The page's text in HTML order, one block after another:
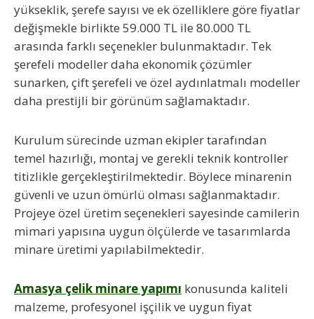
yükseklik, şerefe sayısı ve ek özelliklere göre fiyatlar
değişmekle birlikte 59.000 TL ile 80.000 TL
arasında farklı seçenekler bulunmaktadır. Tek
şerefeli modeller daha ekonomik çözümler
sunarken, çift şerefeli ve özel aydınlatmalı modeller
daha prestijli bir görünüm sağlamaktadır.
Kurulum sürecinde uzman ekipler tarafından
temel hazırlığı, montaj ve gerekli teknik kontroller
titizlikle gerçekleştirilmektedir. Böylece minarenin
güvenli ve uzun ömürlü olması sağlanmaktadır.
Projeye özel üretim seçenekleri sayesinde camilerin
mimari yapısına uygun ölçülerde ve tasarımlarda
minare üretimi yapılabilmektedir.
Amasya çelik minare yapımı konusunda kaliteli
malzeme, profesyonel işçilik ve uygun fiyat